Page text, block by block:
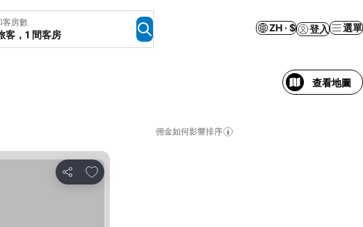
客房數
客，1 間客房
ZH · $ 登入 選單
查看地圖
佣金如何影響排序
分享
加入我的最愛